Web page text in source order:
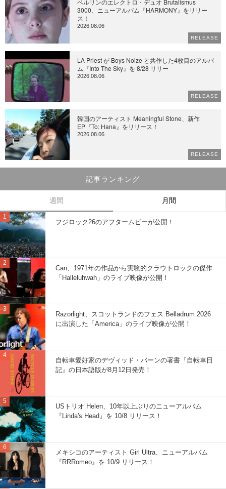
ベルリンのエレクトロ・デュオ Brutalismus
3000、ニューアルバム『HARMONY』をリリー
ス！
2026.08.06
RELEASE
LA Priest が Boys Noize と共作した4枚目のアルバ
ム『Into The Sky』を 8/28 リリー
2026.08.06
RELEASE
韓国のアーティスト Meaningful Stone、新作
EP『To: Hana』をリリース！
2026.08.06
RELEASE
記事ランキング
週間 月間
フジロック26のアフタームビーが公開！
Can、1971年の作品から実験的クラウトロックの傑作
「Halleluhwah」のライブ映像が公開！
Razorlight、スコットランドのフェス Belladrum 2026
に出演した「America」のライブ映像が公開！
自転車愛好家のデヴィッド・バーンの著書『自転車日
記』の日本語版が8月12日発売！
USトリオ Helen、10年以上ぶりのニューアルバム
『Linda's Head』を 10/8 リリース！
メキシコのアーティスト Girl Ultra、ニューアルバム
『RRRomeo』を 10/9 リリース！